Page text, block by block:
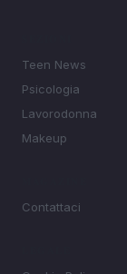
Teen News
Psicologia
Lavorodonna
Makeup
Contattaci